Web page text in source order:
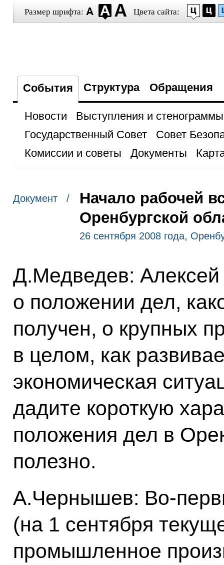
Размер шрифта: Цвета сайта:
События Структура Обращения
Новости
Выступления и стенограммы
Государственный Совет
Совет
Комиссии и советы
Документы
Документ /
Начало рабочей
Оренбургской
26 сентября 2008 года,
Д.Медведев: Алексей
о положении дел,
получен, о крупных
в целом, как
экономическая
дадите короткую
положения дел в
полезно.
А.Чернышев:
(на 1 сентября
промышленное